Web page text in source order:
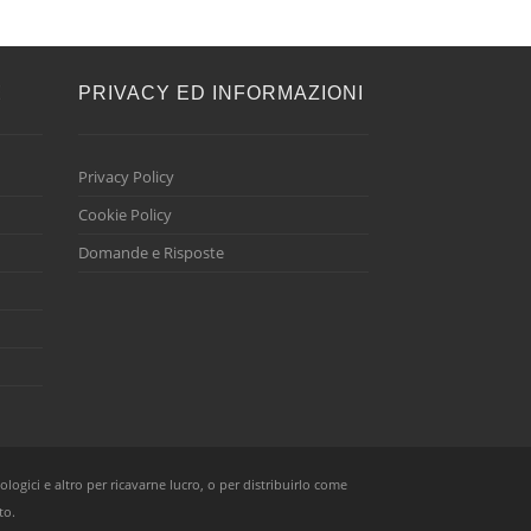
PRIVACY ED INFORMAZIONI
Privacy Policy
Cookie Policy
Domande e Risposte
e altro per ricavarne lucro, o per distribuirlo come